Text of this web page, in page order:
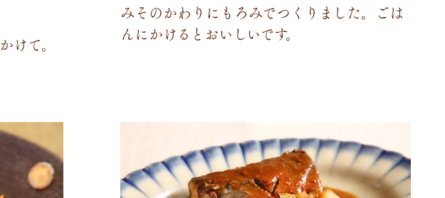
かけて。
みそのかわ り に も ろみでつ く り ま した。 ごは
んにかける と おい しいです。